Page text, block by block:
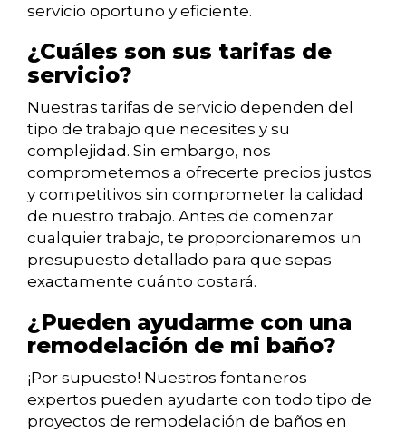
servicio oportuno y eficiente.
¿Cuáles son sus tarifas de
servicio?
Nuestras tarifas de servicio dependen del
tipo de trabajo que necesites y su
complejidad. Sin embargo, nos
comprometemos a ofrecerte precios justos
y competitivos sin comprometer la calidad
de nuestro trabajo. Antes de comenzar
cualquier trabajo, te proporcionaremos un
presupuesto detallado para que sepas
exactamente cuánto costará.
¿Pueden ayudarme con una
remodelación de mi baño?
¡Por supuesto! Nuestros fontaneros
expertos pueden ayudarte con todo tipo de
proyectos de remodelación de baños en